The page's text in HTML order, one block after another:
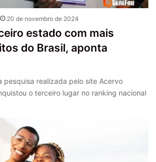
20 de novembro de 2024
estado com mais
do Brasil, aponta
pesquisa realizada pelo site Acervo
o terceiro lugar no ranking nacional